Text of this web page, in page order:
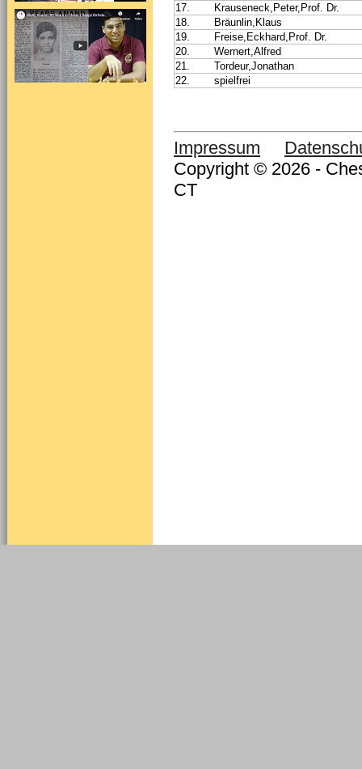
17.
Krauseneck,Peter,Prof. Dr.
18.
Bräunlin,Klaus
19.
Freise,Eckhard,Prof. Dr.
20.
Wernert,Alfred
21.
Tordeur,Jonathan
22.
spielfrei
Impressum
Copyright © 2026 -
CT